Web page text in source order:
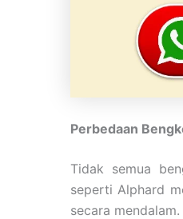
Perbedaan
Tidak semua
seperti Alphard
secara mendalam.